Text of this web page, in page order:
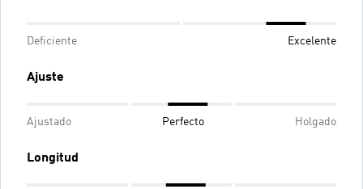
Deficiente Excelente
Ajuste
Ajustado Perfecto Holgado
Longitud